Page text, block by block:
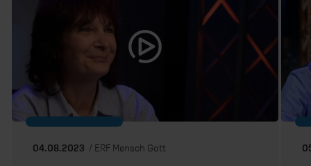
04.08.2023 / ERF Mensch Gott